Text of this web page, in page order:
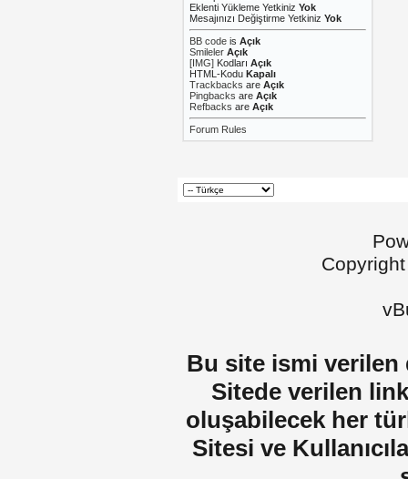
Eklenti Yükleme Yetkiniz Yok
Mesajınızı Değiştirme Yetkiniz Yok
BB code is Açık
Smileler Açık
[IMG] Kodları Açık
HTML-Kodu Kapalı
Trackbacks are Açık
Pingbacks are Açık
Refbacks are Açık
Forum Rules
Bu site ismi verilen
Sitede verilen
oluşabilecek her
Sitesi ve